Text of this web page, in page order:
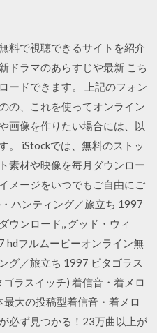
料で視聴できるサイトを紹介
ドラマのあらすじや最新 こち
ードできます。 上記のフォン
の、これを使ってオンライン
画像を作りたい場合には、以
。 iStockでは、無料のストッ
素材や映像を毎月ダウンロー
メージをいつでもご自由にご
ハンティング／旅立ち 1997
ウンロード,, グッド・ウィ
hdフルムービーオンライン無
グ／旅立ち 1997 ピタゴラス
ラスイッチ) 着信音・着メロ
大の投稿型着信音・着メロ
必ず見つかる！23万曲以上が